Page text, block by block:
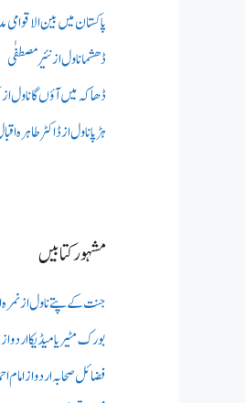
پاکستان میں بین
ڈھشما ناول از نئیر مصطفٰی
ڈھاکہ میں آؤں گا ناول
ہڑپا ناول از ڈاکٹر طاہرہ
مشہور کتابیں
جنت کے پتے ناول از نمرہ
بورک مٹیریا میڈیکااردو
فضائل صحابہ اردو از امام